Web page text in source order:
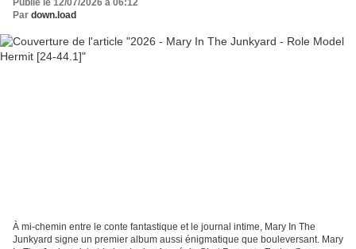
Par down.load
À mi-chemin entre le conte fantastique et le journal intime, Mary In The
Junkyard signe un premier album aussi énigmatique que bouleversant. Mary